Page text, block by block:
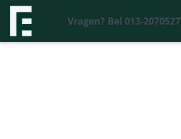
Vragen? Bel 013-2070527